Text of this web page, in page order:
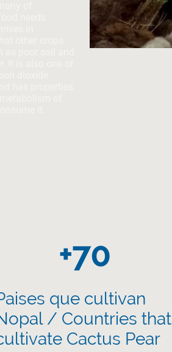
+70
que cultivan
/ Countries that
Cactus Pear